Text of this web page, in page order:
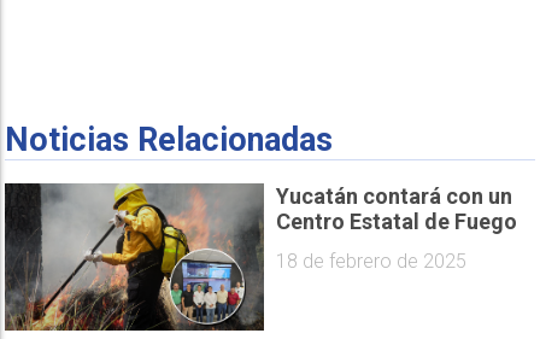
Noticias Relacionadas
Yucatán contará con un
Centro Estatal de Fuego
18 de febrero de 2025